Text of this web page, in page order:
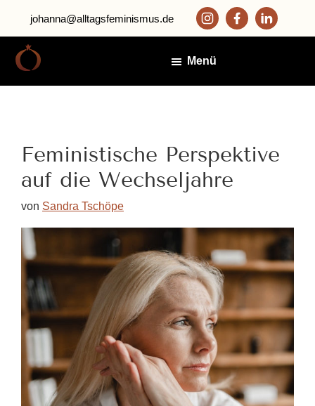
Inhalt
springen
Fußzeile
springen
johanna@alltagsfeminismus.de
Menü
Feministische Perspektive
auf die Wechseljahre
von Sandra Tschöpe